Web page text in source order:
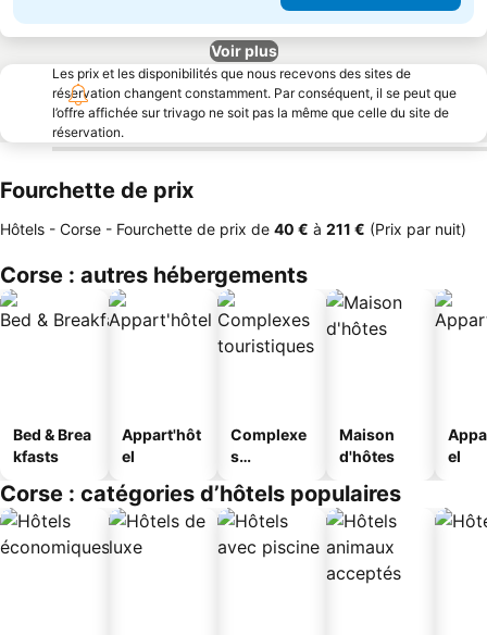
Voir plus
Les prix et les disponibilités que nous recevons des sites de
réservation changent constamment. Par conséquent, il se peut que
l’offre affichée sur trivago ne soit pas la même que celle du site de
réservation.
Fourchette de prix
Hôtels - Corse - Fourchette de prix de ‎40 € à ‎211 € (Prix par nuit)
Corse : autres hébergements
Bed & Brea
kfasts
Appart'hôt
el
Complexe
s
s
Maison
d'hôtes
el
Corse : catégories d’hôtels populaires